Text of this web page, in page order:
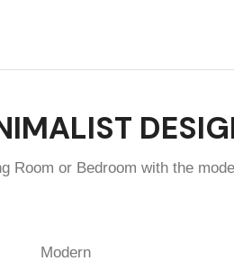
Room or Bedroom with the
Modern